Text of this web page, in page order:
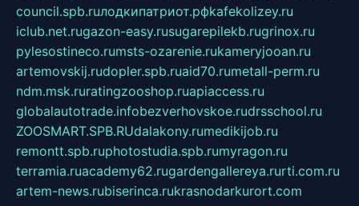
council.spb.ruлодкипатриот.рфkafekolizey.ru
iclub.net.rugazon-easy.rusugarepilekb.rugrinox.ru
pylesostineco.rumsts-ozarenie.rukameryjooan.ru
artemovskij.rudopler.spb.ruaid70.rumetall-perm.ru
ndm.msk.ruratingzooshop.ruapiaccess.ru
globalautotrade.infobezverhovskoe.rudrsschool.ru
ZOOSMART.SPB.RUdalakony.rumedikijob.ru
remontt.spb.ruphotostudia.spb.rumyragon.ru
terramia.ruacademy62.rugardengallereya.rurti.com.ru
artem-news.rubiserinca.rukrasnodarkurort.com